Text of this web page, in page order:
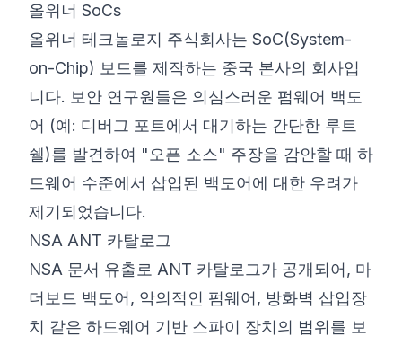
올위너 SoCs
올위너 테크놀로지 주식회사는 SoC(System-
on-Chip) 보드를 제작하는 중국 본사의 회사입
니다. 보안 연구원들은 의심스러운 펌웨어 백도
어 (예: 디버그 포트에서 대기하는 간단한 루트
쉘)를 발견하여 "오픈 소스" 주장을 감안할 때 하
드웨어 수준에서 삽입된 백도어에 대한 우려가
제기되었습니다.
NSA ANT 카탈로그
NSA 문서 유출로 ANT 카탈로그가 공개되어, 마
더보드 백도어, 악의적인 펌웨어, 방화벽 삽입장
치 같은 하드웨어 기반 스파이 장치의 범위를 보